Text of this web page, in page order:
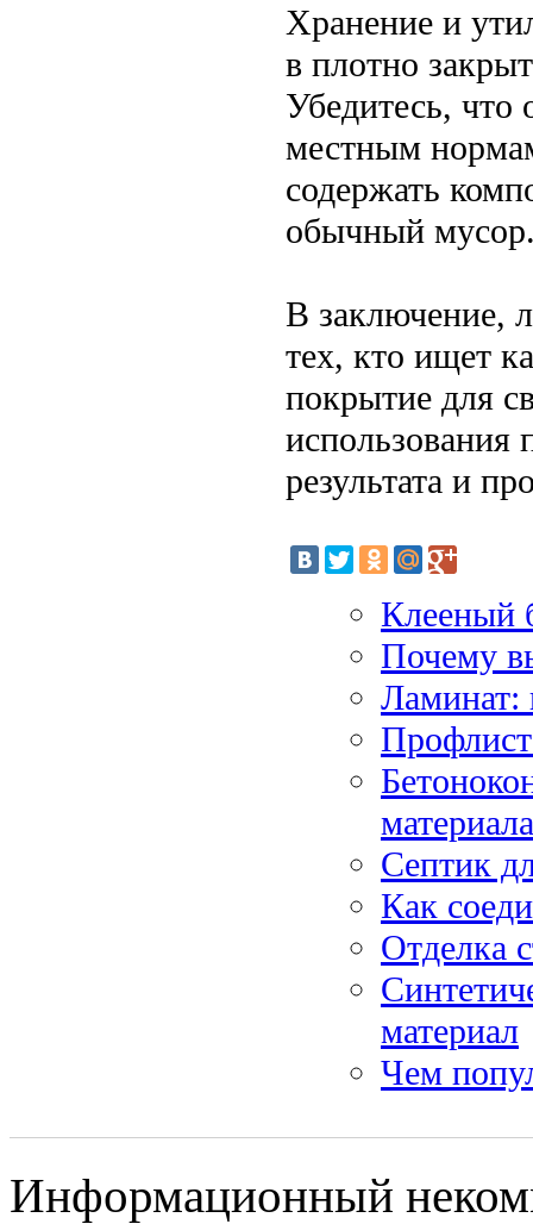
Хранение и
в плотно
Убедитесь, что
местным
содержать
обычный
В заключение,
тех, кто ищет
покрытие для
использования
результата и
Клееный
Почему
Ламинат:
материала
Септик
Как
Отделка
материал
Чем
Информационный